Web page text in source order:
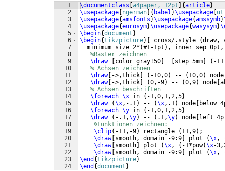
1
2
3
4
5
6
7
8
9
10
11
12
13
14
15
16
17
18
19
20
21
22
23
24
\documentclass a4paper, 12pt {article}
\usepackage ngerman { babel }\usepackage
\usepackage{amsfonts }\usepackage{amssymb}
\usepackage{eurosym}\usepackage{wasysym}
\begin{document }
\begin{tikzpicture} cross/.style={draw,
  minimum size=2*
(#1-1pt ) , inner
%Raster zeichnen
\draw
color=gray!50 step=5mm ( -
% Achsen zeichnen
\draw[ ->,thick ( -10,0) -- ( 10,0) node
\draw[ ->,thick (0,-9) -- (0,9) node
% Achsen beschriften
\foreach \x in { -1,0,1,2,5}
\draw
(\x,-.1) -- (\x,.1) node
\foreach \y in { -1,0,1,2,5}
\draw
( -.1,\y) -- ( .1,\y) node
%Funktionen zeichnen:
\clip( -11,-9) rectangle ( 11,9) ;
\draw[ smooth, domain=-9:9 plot (\x,
\draw[ smooth plot (\x, { -1*pow(\x-
\draw[ smooth, domain=-9:9 plot (\x,
\end {tikzpicture}
\end {document }